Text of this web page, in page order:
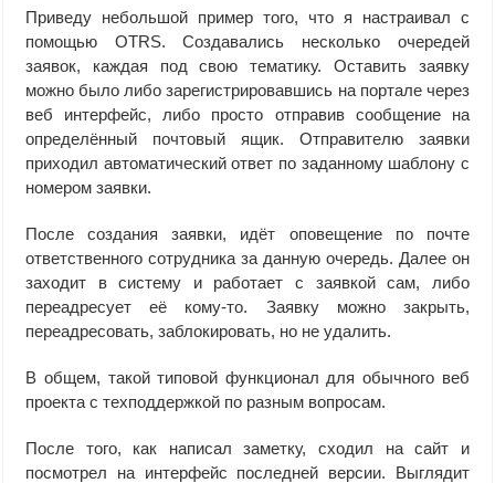
Приведу небольшой пример того, что я настраивал с
помощью OTRS. Создавались несколько очередей
заявок, каждая под свою тематику. Оставить заявку
можно было либо зарегистрировавшись на портале через
веб интерфейс, либо просто отправив сообщение на
определённый почтовый ящик. Отправителю заявки
приходил автоматический ответ по заданному шаблону с
номером заявки.
После создания заявки, идёт оповещение по почте
ответственного сотрудника за данную очередь. Далее он
заходит в систему и работает с заявкой сам, либо
переадресует её кому-то. Заявку можно закрыть,
переадресовать, заблокировать, но не удалить.
В общем, такой типовой функционал для обычного веб
проекта с техподдержкой по разным вопросам.
После того, как написал заметку, сходил на сайт и
посмотрел на интерфейс последней версии. Выглядит